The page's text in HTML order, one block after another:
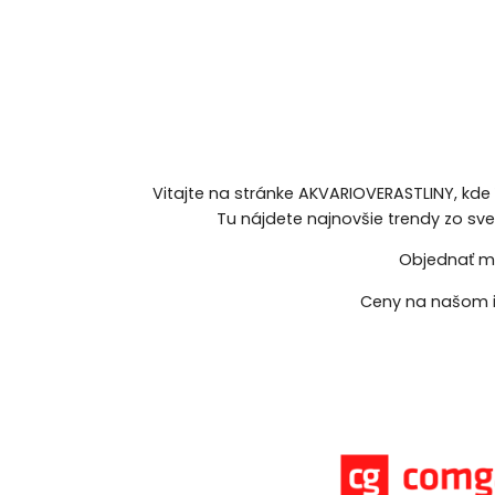
Vitajte na stránke AKVARIOVERASTLINY,
Tu nájdete najnovšie trendy zo
Objednať
Ceny na